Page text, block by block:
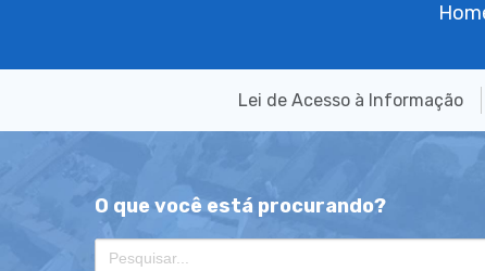
Lei de Acesso à Informação
O que você está procurando?
Search
for: